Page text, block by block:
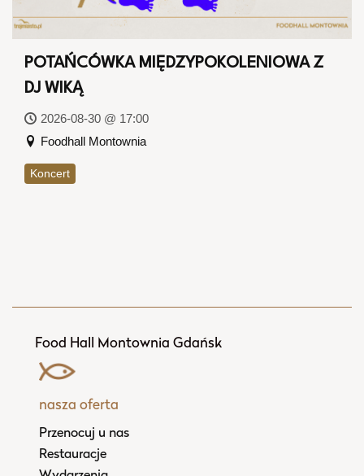
POTAŃCÓWKA MIĘDZYPOKOLENIOWA Z
DJ WIKĄ
2026-08-30 @ 17:00
Foodhall Montownia
Koncert
Food Hall Montownia Gdańsk
nasza oferta
Przenocuj u nas
Restauracje